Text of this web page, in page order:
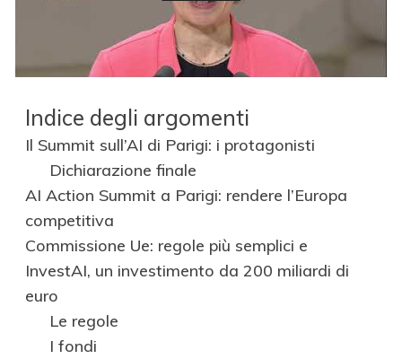
Indice degli argomenti
Il Summit sull’AI di Parigi: i protagonisti
Dichiarazione finale
AI Action Summit a Parigi: rendere l’Europa
competitiva
Commissione Ue: regole più semplici e
InvestAI, un investimento da 200 miliardi di
euro
Le regole
I fondi